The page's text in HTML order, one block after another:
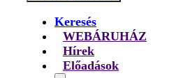
Keresés
WEBÁRUHÁZ
Hírek
Előadások